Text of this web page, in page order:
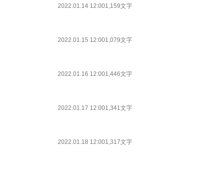
2022.01.14 12:001,159文字
2022.01.15 12:001,079文字
2022.01.16 12:001,446文字
2022.01.17 12:001,341文字
2022.01.18 12:001,317文字